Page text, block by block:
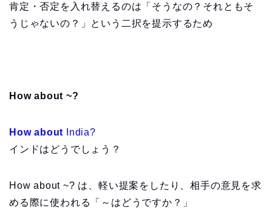
肯定・否定を入れ替えるのは「そうなの？それともそ
うじゃないの？」という二択を提示するため
How about ~?
How about India?
インドはどうでしょう？
How about ~? は、軽い提案をしたり、相手の意見を求
める際に使われる「～はどうですか？」